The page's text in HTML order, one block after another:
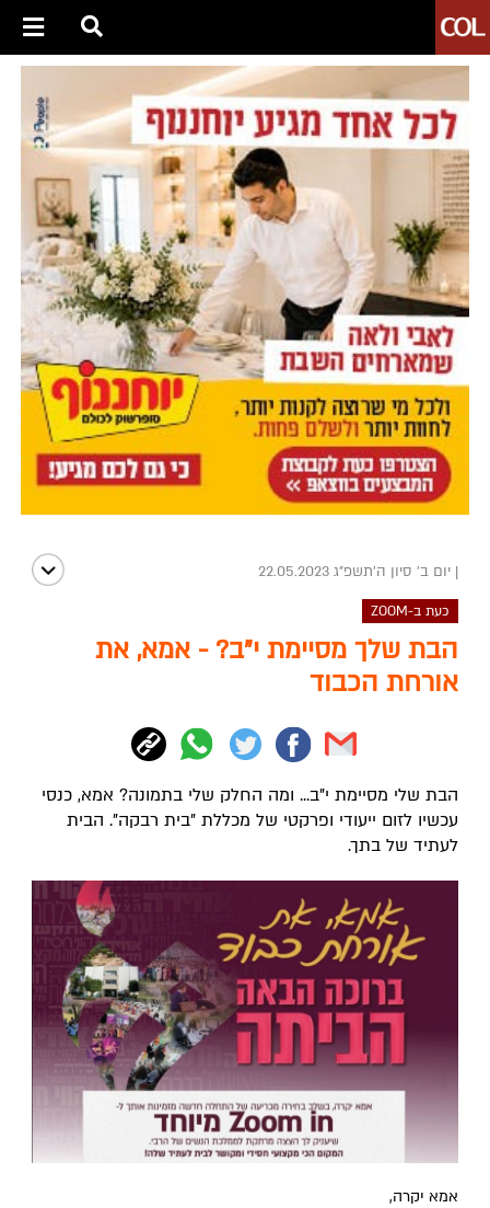
| יום ב' סיון ה׳תשפ״ג 22.05.2023
כעת ב-ZOOM
הבת שלך מסיימת י"ב? - אמא, את
אורחת הכבוד
הבת שלי מסיימת י"ב... ומה החלק שלי בתמונה? אמא, כנסי
עכשיו לזום ייעודי ופרקטי של מכללת "בית רבקה". הבית
לעתיד של בתך.
אמא יקרה,